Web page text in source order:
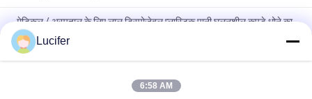
मेडिकल / अस्पताल के लिए लाल डिस्पोजेबल प्लास्टिक पानी घुलनशील कपड़े धोने का
बैग
डिस्पोजेबल पीवीए पानी में घुलनशील लाँड्री बैग, अस्पताल में घुलनशील वाशिंग बैग
Lucifer
6:58 AM